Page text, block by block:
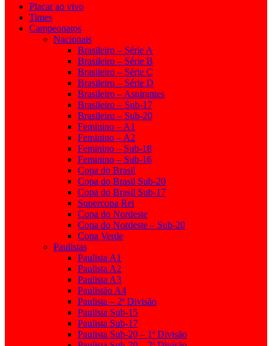
Placar ao vivo
Times
Campeonatos
Nacionais
Brasileiro – Série A
Brasileiro – Série B
Brasileiro – Série C
Brasileiro – Série D
Brasileiro – Aspirantes
Brasileiro – Sub-17
Brasileiro – Sub-20
Feminino – A1
Feminino – A2
Feminino – Sub-18
Feminino – Sub-16
Copa do Brasil
Copa do Brasil Sub-20
Copa do Brasil Sub-17
Supercopa Rei
Copa do Nordeste
Copa do Nordeste – Sub-20
Copa Verde
Paulistas
Paulista A1
Paulista A2
Paulista A3
Paulistão A4
Paulista – 2ª Divisão
Paulista Sub-15
Paulista Sub-17
Paulista Sub-20 – 1ª Divisão